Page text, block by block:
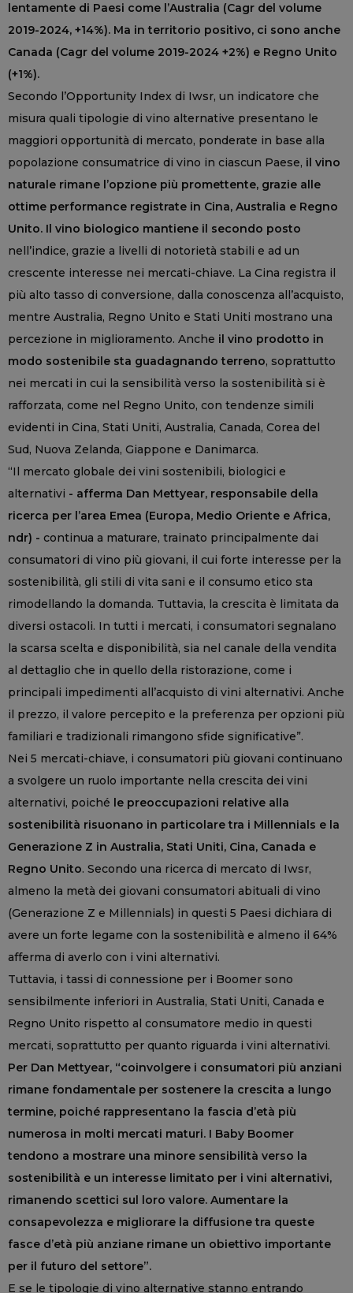
lentamente di Paesi come l’Australia (Cagr del volume
2019-2024, +14%). Ma in territorio positivo, ci sono anche
Canada (Cagr del volume 2019-2024 +2%) e Regno Unito
(+1%).
Secondo l’Opportunity Index di Iwsr, un indicatore che
misura quali tipologie di vino alternative presentano le
maggiori opportunità di mercato, ponderate in base alla
popolazione consumatrice di vino in ciascun Paese, il vino
naturale rimane l’opzione più promettente, grazie alle
ottime performance registrate in Cina, Australia e Regno
Unito. Il vino biologico mantiene il secondo posto
nell’indice, grazie a livelli di notorietà stabili e ad un
crescente interesse nei mercati-chiave. La Cina registra il
più alto tasso di conversione, dalla conoscenza all’acquisto,
mentre Australia, Regno Unito e Stati Uniti mostrano una
percezione in miglioramento. Anche il vino prodotto in
modo sostenibile sta guadagnando terreno, soprattutto
nei mercati in cui la sensibilità verso la sostenibilità si è
rafforzata, come nel Regno Unito, con tendenze simili
evidenti in Cina, Stati Uniti, Australia, Canada, Corea del
Sud, Nuova Zelanda, Giappone e Danimarca.
“Il mercato globale dei vini sostenibili, biologici e
alternativi - afferma Dan Mettyear, responsabile della
ricerca per l’area Emea (Europa, Medio Oriente e Africa,
ndr) - continua a maturare, trainato principalmente dai
consumatori di vino più giovani, il cui forte interesse per la
sostenibilità, gli stili di vita sani e il consumo etico sta
rimodellando la domanda. Tuttavia, la crescita è limitata da
diversi ostacoli. In tutti i mercati, i consumatori segnalano
la scarsa scelta e disponibilità, sia nel canale della vendita
al dettaglio che in quello della ristorazione, come i
principali impedimenti all’acquisto di vini alternativi. Anche
il prezzo, il valore percepito e la preferenza per opzioni più
familiari e tradizionali rimangono sfide significative”.
Nei 5 mercati-chiave, i consumatori più giovani continuano
a svolgere un ruolo importante nella crescita dei vini
alternativi, poiché le preoccupazioni relative alla
sostenibilità risuonano in particolare tra i Millennials e la
Generazione Z in Australia, Stati Uniti, Cina, Canada e
Regno Unito. Secondo una ricerca di mercato di Iwsr,
almeno la metà dei giovani consumatori abituali di vino
(Generazione Z e Millennials) in questi 5 Paesi dichiara di
avere un forte legame con la sostenibilità e almeno il 64%
afferma di averlo con i vini alternativi.
Tuttavia, i tassi di connessione per i Boomer sono
sensibilmente inferiori in Australia, Stati Uniti, Canada e
Regno Unito rispetto al consumatore medio in questi
mercati, soprattutto per quanto riguarda i vini alternativi.
Per Dan Mettyear, “coinvolgere i consumatori più anziani
rimane fondamentale per sostenere la crescita a lungo
termine, poiché rappresentano la fascia d’età più
numerosa in molti mercati maturi. I Baby Boomer
tendono a mostrare una minore sensibilità verso la
sostenibilità e un interesse limitato per i vini alternativi,
rimanendo scettici sul loro valore. Aumentare la
consapevolezza e migliorare la diffusione tra queste
fasce d’età più anziane rimane un obiettivo importante
per il futuro del settore”.
E se le tipologie di vino alternative stanno entrando